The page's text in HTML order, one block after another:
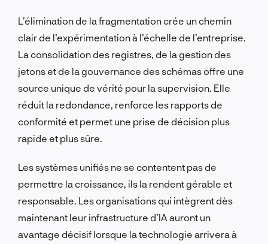
L’élimination de la fragmentation crée un chemin
clair de l’expérimentation à l’échelle de l’entreprise.
La consolidation des registres, de la gestion des
jetons et de la gouvernance des schémas offre une
source unique de vérité pour la supervision. Elle
réduit la redondance, renforce les rapports de
conformité et permet une prise de décision plus
rapide et plus sûre.
Les systèmes unifiés ne se contentent pas de
permettre la croissance, ils la rendent gérable et
responsable. Les organisations qui intègrent dès
maintenant leur infrastructure d’IA auront un
avantage décisif lorsque la technologie arrivera à